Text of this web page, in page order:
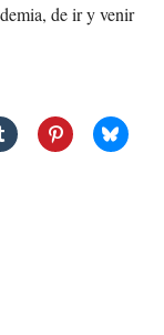
de ir y venir